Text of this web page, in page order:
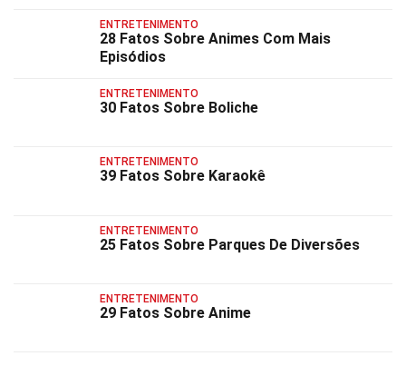
ENTRETENIMENTO
28 Fatos Sobre Animes Com Mais
Episódios
ENTRETENIMENTO
30 Fatos Sobre Boliche
ENTRETENIMENTO
39 Fatos Sobre Karaokê
ENTRETENIMENTO
25 Fatos Sobre Parques De Diversões
ENTRETENIMENTO
29 Fatos Sobre Anime